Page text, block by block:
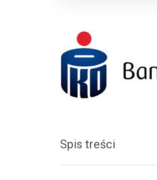
Spis treści